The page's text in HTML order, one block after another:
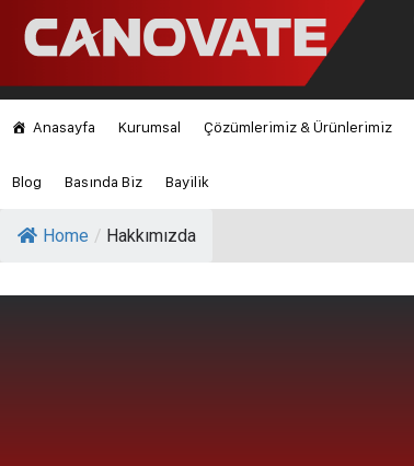
Anasayfa Kurumsal Çözümlerimiz & Ürünlerimiz
Blog Basında Biz Bayilik
Home / Hakkımızda